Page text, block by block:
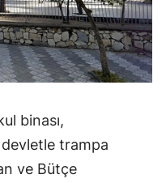
binası,
devletle trampa
ve Bütçe